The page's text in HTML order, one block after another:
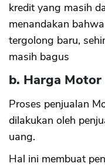
kredit yang masih
menandakan
tergolong baru,
masih bagus
b. Harga
Proses penjualan
dilakukan oleh
uang.
Hal ini membuat